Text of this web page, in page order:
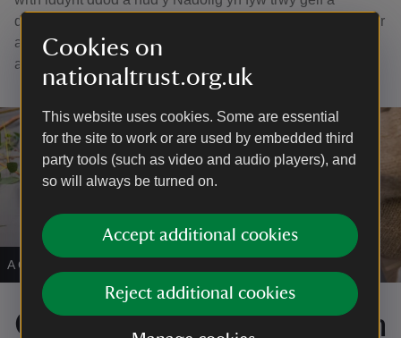
Cookies on
nationaltrust.org.uk
This website uses cookies. Some are essential
for the site to work or are used by embedded third
party tools (such as video and audio players), and
so will always be turned on.
Accept additional cookies
Reject additional cookies
dychymyg. Yn berffaith ar gyfer cadw dwylo bach yn brysur
ac yn llawn hwyl gwyliau, mae'n ffordd hyfryd o wneud
atgofion y byddant yn eu trysori.
A Christmas wreath making workshop.
Gweithdy Gwneud Torch